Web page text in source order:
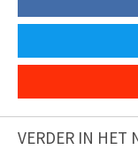
VERDER IN HET